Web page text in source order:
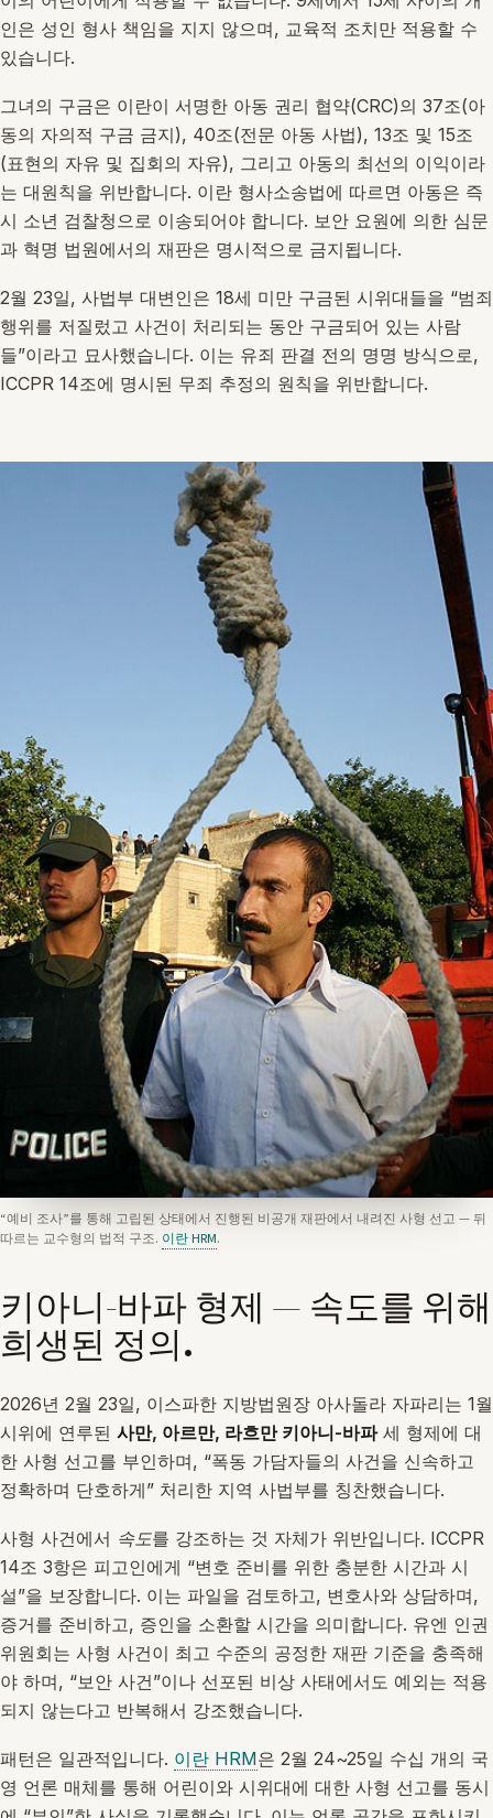
인은 성인 형사 책임을 지지 않으며, 교육적 조치만 적용할 수
있습니다.
그녀의 구금은 이란이 서명한 아동 권리 협약(CRC)의 37조(아
동의 자의적 구금 금지), 40조(전문 아동 사법), 13조 및 15조
(표현의 자유 및 집회의 자유), 그리고 아동의 최선의 이익이라
는 대원칙을 위반합니다. 이란 형사소송법에 따르면 아동은 즉
시 소년 검찰청으로 이송되어야 합니다. 보안 요원에 의한 심문
과 혁명 법원에서의 재판은 명시적으로 금지됩니다.
2월 23일, 사법부 대변인은 18세 미만 구금된 시위대들을 “범죄
행위를 저질렀고 사건이 처리되는 동안 구금되어 있는 사람
들”이라고 묘사했습니다. 이는 유죄 판결 전의 명명 방식으로,
ICCPR 14조에 명시된 무죄 추정의 원칙을 위반합니다.
키아니-바파 형제 — 속도를 위해
희생된 정의.
2026년 2월 23일, 이스파한 지방법원장 아사돌라 자파리는 1월
시위에 연루된 사만, 아르만, 라흐만 키아니-바파세 형제에 대
한 사형 선고를 부인하며, “폭동 가담자들의 사건을 신속하고
정확하며 단호하게” 처리한 지역 사법부를 칭찬했습니다.
사형 사건에서 속도를 강조하는 것 자체가 위반입니다. ICCPR
14조 3항은 피고인에게 “변호 준비를 위한 충분한 시간과 시
설”을 보장합니다. 이는 파일을 검토하고, 변호사와 상담하며,
증거를 준비하고, 증인을 소환할 시간을 의미합니다. 유엔 인권
위원회는 사형 사건이 최고 수준의 공정한 재판 기준을 충족해
야 하며, “보안 사건”이나 선포된 비상 사태에서도 예외는 적용
되지 않는다고 반복해서 강조했습니다.
패턴은 일관적입니다. 이란 HRM은 2월 24~25일 수십 개의 국
영 언론 매체를 통해 어린이와 시위대에 대한 사형 선고를 동시
“예비 조사”를 통해 고립된 상태에서 진행된 비공개 재판에서 내려진 사형 선고 — 뒤
따르는 교수형의 법적 구조. 이란 HRM.